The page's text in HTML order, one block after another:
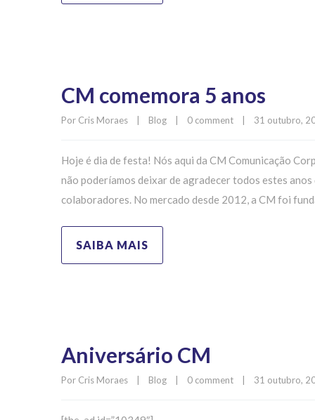
CM comemora 5 anos
Por Cris Moraes Blog 0 comment 31 outubro,
Hoje é dia de festa! Nós aqui da CM Comunicação
não poderíamos deixar de agradecer todos estes
colaboradores. No mercado desde 2012, a CM foi
SAIBA MAIS
Aniversário CM
Por Cris Moraes Blog 0 comment 31 outubro,